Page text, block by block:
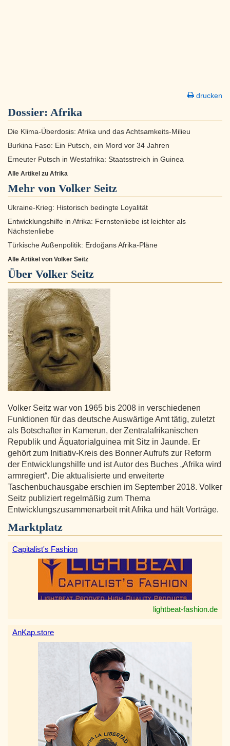
drucken
Dossier: Afrika
Die Klima-Überdosis: Afrika und das Achtsamkeits-Milieu
Burkina Faso: Ein Putsch, ein Mord vor 34 Jahren
Erneuter Putsch in Westafrika: Staatsstreich in Guinea
Alle Artikel zu Afrika
Mehr von Volker Seitz
Ukraine-Krieg: Historisch bedingte Loyalität
Entwicklungshilfe in Afrika: Fernstenliebe ist leichter als
Nächstenliebe
Türkische Außenpolitik: Erdoğans Afrika-Pläne
Alle Artikel von Volker Seitz
Über Volker Seitz
Volker Seitz war von 1965 bis 2008 in verschiedenen
Funktionen für das deutsche Auswärtige Amt tätig, zuletzt
als Botschafter in Kamerun, der Zentralafrikanischen
Republik und Äquatorialguinea mit Sitz in Jaunde. Er
gehört zum Initiativ-Kreis des Bonner Aufrufs zur Reform
der Entwicklungshilfe und ist Autor des Buches „Afrika wird
armregiert“. Die aktualisierte und erweiterte
Taschenbuchausgabe erschien im September 2018. Volker
Seitz publiziert regelmäßig zum Thema
Entwicklungszusammenarbeit mit Afrika und hält Vorträge.
Marktplatz
Capitalist's Fashion
lightbeat-fashion.de
AnKap.store